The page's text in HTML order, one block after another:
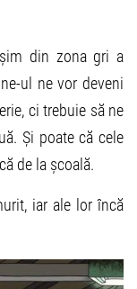
din zona gri a
ul ne vor deveni
ci trebuie să ne
Și poate că cele
de la școală.
iar ale lor încă